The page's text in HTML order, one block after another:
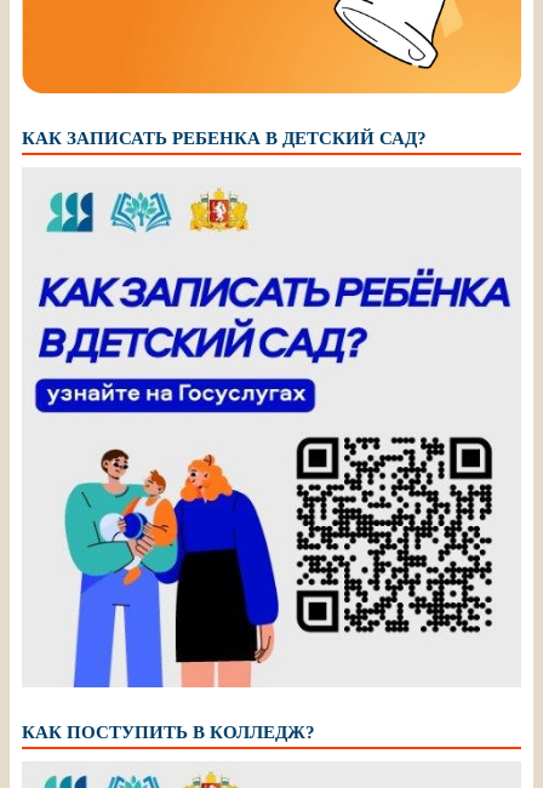
КАК ЗАПИСАТЬ РЕБЕНКА В ДЕТСКИЙ САД?
КАК ПОСТУПИТЬ В КОЛЛЕДЖ?